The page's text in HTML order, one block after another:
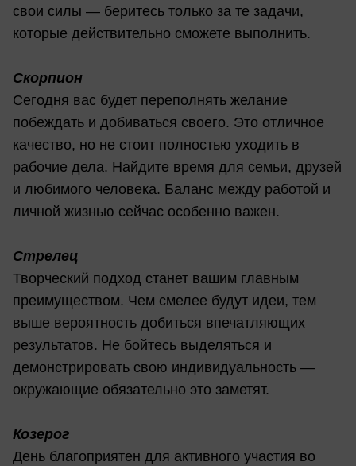
свои силы — беритесь только за те задачи,
которые действительно сможете выполнить.
Скорпион
Сегодня вас будет переполнять желание
побеждать и добиваться своего. Это отличное
качество, но не стоит полностью уходить в
рабочие дела. Найдите время для семьи, друзей
и любимого человека. Баланс между работой и
личной жизнью сейчас особенно важен.
Стрелец
Творческий подход станет вашим главным
преимуществом. Чем смелее будут идеи, тем
выше вероятность добиться впечатляющих
результатов. Не бойтесь выделяться и
демонстрировать свою индивидуальность —
окружающие обязательно это заметят.
Козерог
День благоприятен для активного участия во